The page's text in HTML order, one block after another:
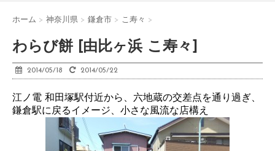
ホーム > 神奈川県 > 鎌倉市 > こ寿々 >
わらび餅 [由比ヶ浜 こ寿々]
2014/05/18 2014/05/22
江ノ電 和田塚駅付近から、六地蔵の交差点を通り過ぎ、
鎌倉駅に戻るイメージ、小さな風流な店構え